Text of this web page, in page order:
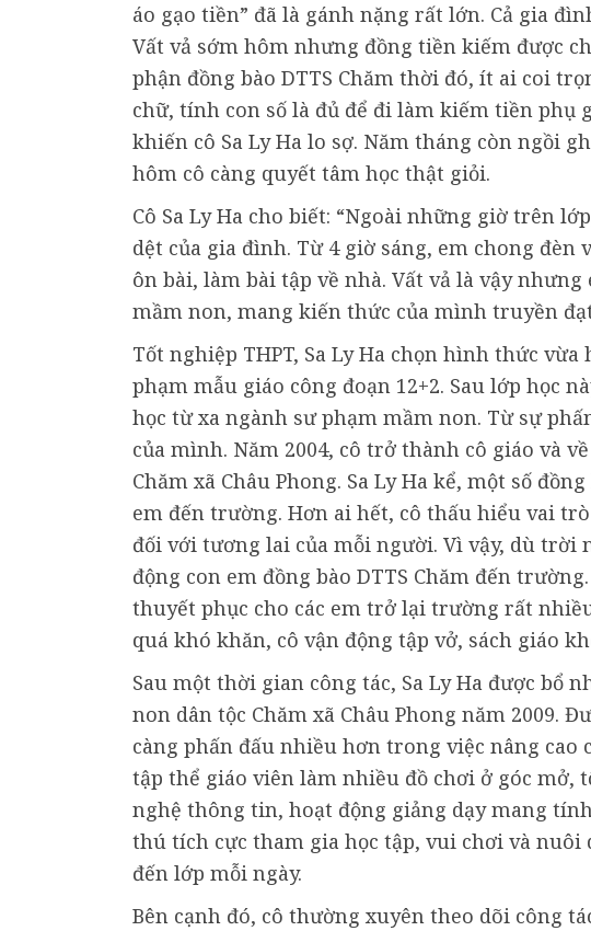
áo gạo tiền” đã là gánh nặng rất lớn. Cả gia
Vất vả sớm hôm nhưng đồng tiền kiếm được
phận đồng bào DTTS Chăm thời đó, ít ai coi
chữ, tính con số là đủ để đi làm kiếm tiền phụ
khiến cô Sa Ly Ha lo sợ. Năm tháng còn ngồi
hôm cô càng quyết tâm học thật giỏi.
Cô Sa Ly Ha cho biết: “Ngoài những giờ trên
dệt của gia đình. Từ 4 giờ sáng, em chong
ôn bài, làm bài tập về nhà. Vất vả là vậy
mầm non, mang kiến thức của mình truyền
Tốt nghiệp THPT, Sa Ly Ha chọn hình thức
phạm mẫu giáo công đoạn 12+2. Sau lớp học
học từ xa ngành sư phạm mầm non. Từ sự
của mình. Năm 2004, cô trở thành cô giáo và
Chăm xã Châu Phong. Sa Ly Ha kể, một số
em đến trường. Hơn ai hết, cô thấu hiểu vai
đối với tương lai của mỗi người. Vì vậy, dù trời
động con em đồng bào DTTS Chăm đến
thuyết phục cho các em trở lại trường rất
quá khó khăn, cô vận động tập vở, sách giáo
Sau một thời gian công tác, Sa Ly Ha được bổ
non dân tộc Chăm xã Châu Phong năm 2009.
càng phấn đấu nhiều hơn trong việc nâng cao
tập thể giáo viên làm nhiều đồ chơi ở góc mở,
nghệ thông tin, hoạt động giảng dạy mang
thú tích cực tham gia học tập, vui chơi và
đến lớp mỗi ngày.
Bên cạnh đó, cô thường xuyên theo dõi công